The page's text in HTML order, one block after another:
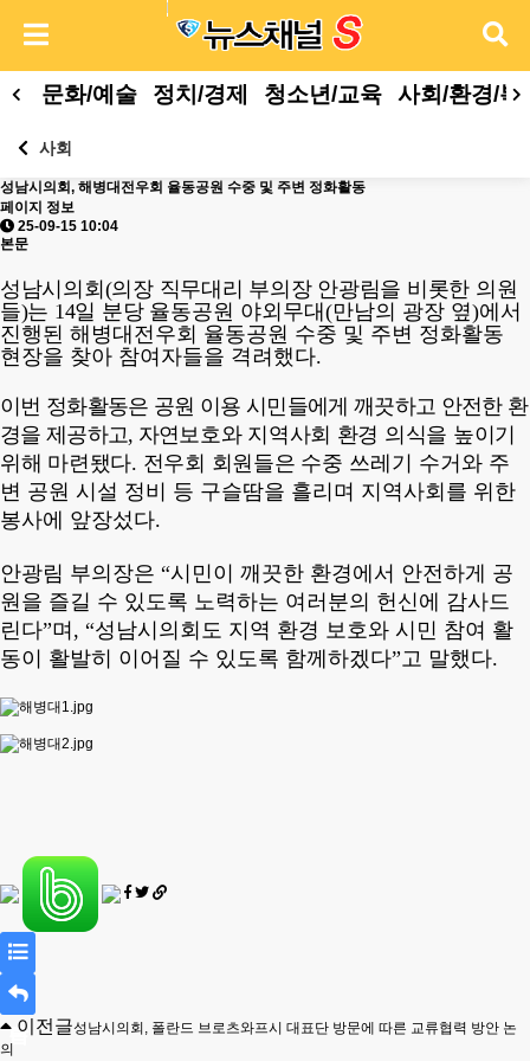
문화/예술 정치/경제 청소년/교육 사회/환경/복
사회
성남시의회, 해병대전우회 율동공원 수중 및 주변 정화활동
페이지 정보
25-09-15 10:04
본문
성남시의회 (의장 직무대리 부의장 안광림을 비롯한 의원
들)는 14일 분당 율동공원 야외무대 (만남의 광장 옆)에서
진행된 해병대전우회 율동공원 수중 및 주변 정화활동
현장을 찾아 참여자들을 격려했다.
이번 정화활동은 공원 이용 시민들에게 깨끗하고 안전한 환
경을 제공하고, 자연보호와 지역사회 환경 의식을 높이기
위해 마련됐다. 전우회 회원들은 수중 쓰레기 수거와 주
변 공원 시설 정비 등 구슬땀을 흘리며 지역사회를 위한
봉사에 앞장섰다.
안광림 부의장은 “시민이 깨끗한 환경에서 안전하게 공
원을 즐길 수 있도록 노력하는 여러분의 헌신에 감사드
린다”며 , “성남시의회도 지역 환경 보호와 시민 참여 활
동이 활발히 이어질 수 있도록 함께하겠다”고 말했다.
목
록
답이전글성남시의회, 폴란드 브로츠와프시 대표단 방문에 따른 교류협력 방안 논
의